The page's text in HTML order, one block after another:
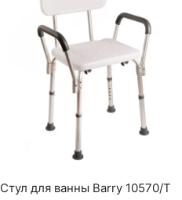
Стул для ванны Barry 10570/Т